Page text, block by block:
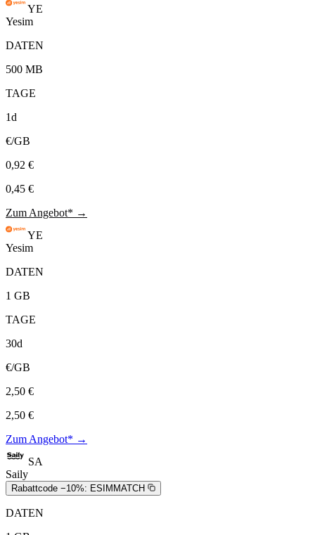
YE
Yesim
DATEN
500 MB
TAGE
1d
€/GB
0,92 €
0,45 €
Zum Angebot* →
YE
Yesim
DATEN
1 GB
TAGE
30d
€/GB
2,50 €
2,50 €
Zum Angebot* →
SA
Saily
Rabattcode −10%: ESIMMATCH
DATEN